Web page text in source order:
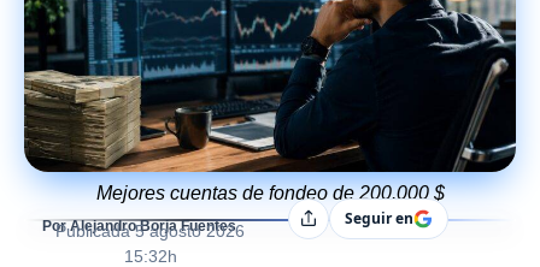
Mejores cuentas de fondeo de 200.000 $
Por Alejandro Borja Fuentes
Publicada 5 agosto 2026
15:32h
CompartirSeguir en